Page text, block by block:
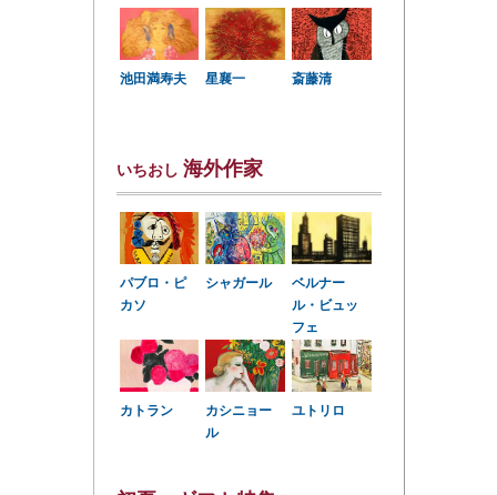
池田満寿夫 星襄一 斎藤清
いちおし 海外作家
パブロ・ピ
カソ
シャガール
ベルナー
ル・ビュッ
フェ
カトラン
カシニョー
ル
ユトリロ